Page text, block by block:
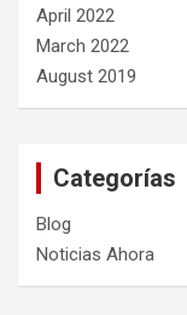
April 2022
March 2022
August 2019
Categorías
Blog
Noticias Ahora